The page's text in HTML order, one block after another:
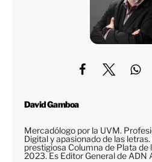
David Gamboa
Mercadólogo por la UVM.
Digital y apasionado de las
prestigiosa Columna de Plata de
2023. Es Editor General de ADN